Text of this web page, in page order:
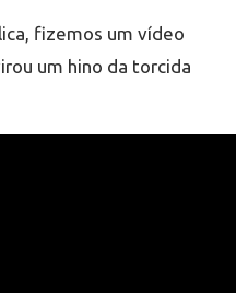
fizemos um vídeo
um hino da torcida